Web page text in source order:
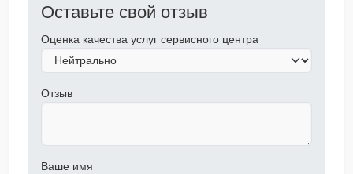
Оставьте свой отзыв
Оценка качества услуг сервисного центра
Отзыв
Ваше имя